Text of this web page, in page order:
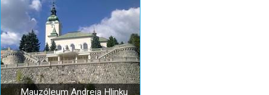
Mauzóleum Andreja Hlinku